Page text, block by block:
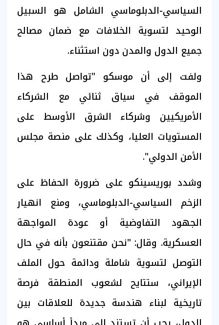
السياسي-الدبلوماسي الشامل هو السبيل
الوحيد لتسوية الخلافات مع ضمان مصالح
جميع الدول والمدن دون استثناء.
ولفت إلى أن موسكو "تواصل طرح هذا
الموقف في سياق ثنائي مع الشركاء
الأمريكيين وشركاء الشرق الأوسط على
المستويات العليا، وكذلك على منصة مجلس
الأمن الدولي".
وشدد بوريسينكو على ضرورة الحفاظ على
الزخم السياسي-الدبلوماسي، ومنع انهيار
الجهود التفاوضية أو عودة المواجهة
العسكرية. وقال: "نحن مقتنعون بأنه في حال
التوصل لتسوية شاملة ودائمة حول الملف
الإيراني، ستتايح لشعوب المنطقة فرصة
تاريخية لبناء هندسة جديدة للعلاقات بين